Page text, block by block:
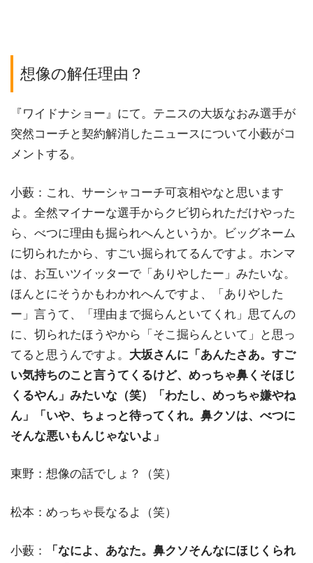
想像の解任理由？
『ワイドナショー』にて。テニスの大坂なおみ選手が
突然コーチと契約解消したニュースについて小藪がコ
メントする。
小藪：これ、サーシャコーチ可哀相やなと思います
よ。全然マイナーな選手からクビ切られただけやった
ら、べつに理由も掘られへんというか。ビッグネーム
に切られたから、すごい掘られてるんですよ。ホンマ
は、お互いツイッターで「ありやしたー」みたいな。
ほんとにそうかもわかれへんですよ、「ありやした
ー」言うて、「理由まで掘らんといてくれ」思てんの
に、切られたほうやから「そこ掘らんといて」と思っ
てると思うんですよ。 大坂さんに「あんたさあ。すご
い気持ちのこと言うてくるけど、めっちゃ鼻くそほじ
くるやん」みたいな（笑）「わたし、めっちゃ嫌やね
ん」「いや、ちょっと待ってくれ。鼻クソは、べつに
そんな悪いもんじゃないよ」
東野：想像の話でしょ？（笑）
松本：めっちゃ長なるよ（笑）
小藪：
「なによ、あなた。鼻クソそんなにほじくられ